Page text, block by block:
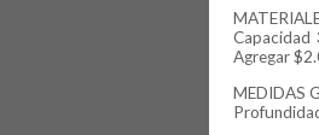
Agregar
MEDIDAS